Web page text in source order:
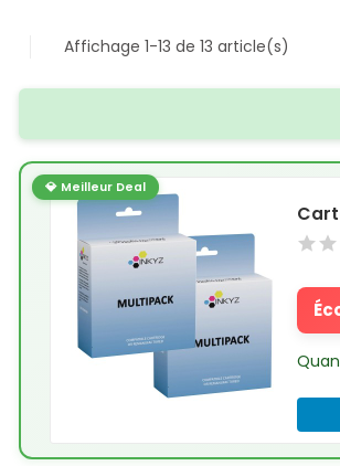
Affichage 1-13 de 13 article(s)
💎 Meilleur Deal